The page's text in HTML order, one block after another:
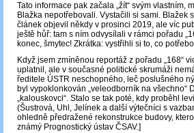
Tato informace pak začala „žít“ svým vlastním,
Blažka nepotřebovali. Vystačili si sami. Blažek
článek objevil někdy v prosinci 2019, ale víc
ještě hůř: tam s ním odvysílali v rámci pořadu
konec, šmytec! Zkrátka: vystřihli si to, co
Když jsem zmíněnou reportáž z pořadu „168“
uplatnil, ale v současné politické skrumáži
ředitele ÚSTR neschopného, leč poslušného
byl vypoklonkován „veleodborník na všechno“
„kalouskovci“. Stalo se tak poté, kdy proběhl
(Šustrová, Uhl, Jelínek a další výtečníci s
ohledně předražené rekonstrukce budovy,
známý Prognostický ústav ČSAV.]